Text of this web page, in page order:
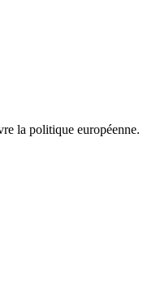
la politique européenne.